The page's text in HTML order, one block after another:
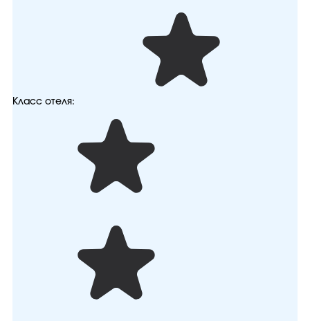
Класс отеля: